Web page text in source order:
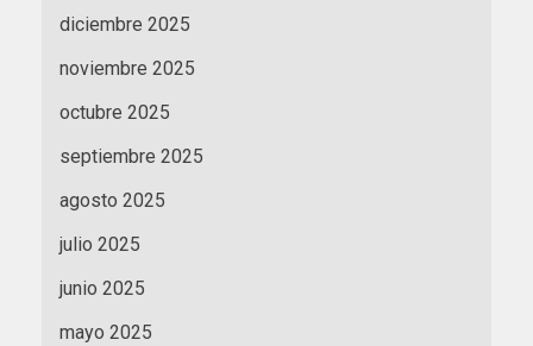
diciembre 2025
noviembre 2025
octubre 2025
septiembre 2025
agosto 2025
julio 2025
junio 2025
mayo 2025